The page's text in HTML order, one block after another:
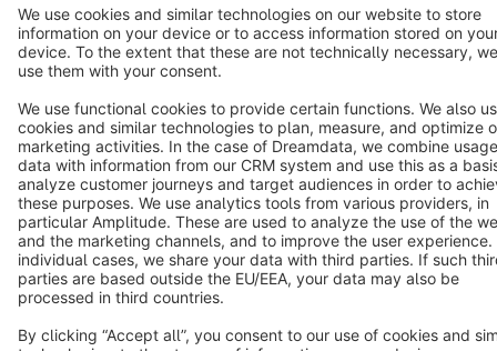
Copyright © shopware AG - All rights reserved
Notice: * All prices are quoted net of the statutory value-added tax